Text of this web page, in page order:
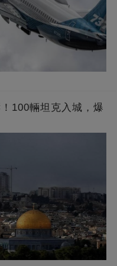
100輛坦克入城，爆